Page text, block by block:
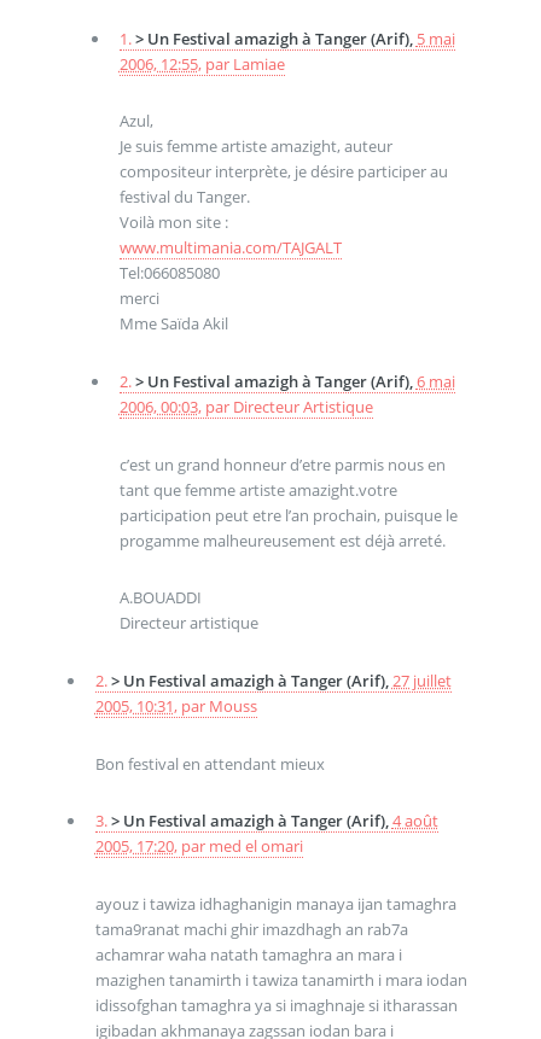
1.> Un Festival amazigh à Tanger (Arif), 5 mai
2006, 12:55, par Lamiae
Azul,
Je suis femme artiste amazight, auteur
compositeur interprète, je désire participer au
festival du Tanger.
Voilà mon site :
www.multimania.com/TAJGALT
Tel:066085080
merci
Mme Saïda Akil
2.> Un Festival amazigh à Tanger (Arif),6 mai
2006, 00:03, par Directeur Artistique
c’est un grand honneur d’etre parmis nous en
tant que femme artiste amazight.votre
participation peut etre l’an prochain, puisque le
progamme malheureusement est déjà arreté.
A.BOUADDI
Directeur artistique
2.> Un Festival amazigh à Tanger (Arif),27 juillet
2005, 10:31, par Mouss
Bon festival en attendant mieux
3.> Un Festival amazigh à Tanger (Arif),4 août
2005, 17:20, par med el omari
ayouz i tawiza idhaghanigin manaya ijan tamaghra
tama9ranat machi ghir imazdhagh an rab7a
achamrar waha natath tamaghra an mara i
mazighen tanamirth i tawiza tanamirth i mara iodan
idissofghan tamaghra ya si imaghnaje si itharassan
igibadan akhmanaya zagssan iodan bara i